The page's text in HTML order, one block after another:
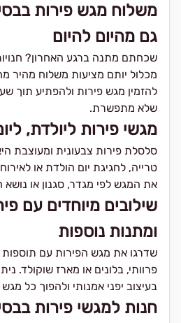
משלוח מגש פירות
גם מהיום להיום
שכחתם מתנה ברגע האחרון?
מכלול יותם מציעות משלוח מהיר
להזמין מגש פירות ולהפתיע תוך
שלא מתפשרת.
מגשי פירות ליולדת,
סלסלת פירות צבעונית ומעוצבת
טרייה, לחגיגת יום הולדת או
את המגש לפי מגדר, סגנון או נושא
שילובים מיוחדים עם
ומתנות נוספות
שדרגו את מגש הפירות עם תוספות
פרוותי, בלונים או מארז שוקולד.
בעיצוב יפני אמנותי ולהפוך כל מגש
חנות למגשי פירות